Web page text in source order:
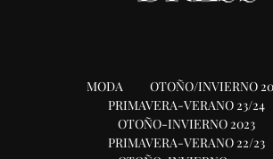
MODA
OTOÑO/INVIERNO
PRIMAVERA-VERANO 23/24
OTOÑO-INVIERNO 2023
PRIMAVERA-VERANO 22/23